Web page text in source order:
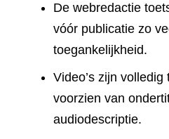
De webredactie
vóór publicatie zo
toegankelijkheid.
Video’s zijn
voorzien van
audiodescriptie.